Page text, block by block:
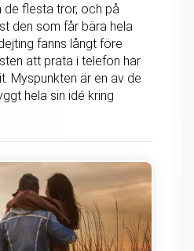
de flesta tror, och på
den som får bära hela
fanns långt före
att prata i telefon har
Myspunkten är en av de
hela sin idé kring